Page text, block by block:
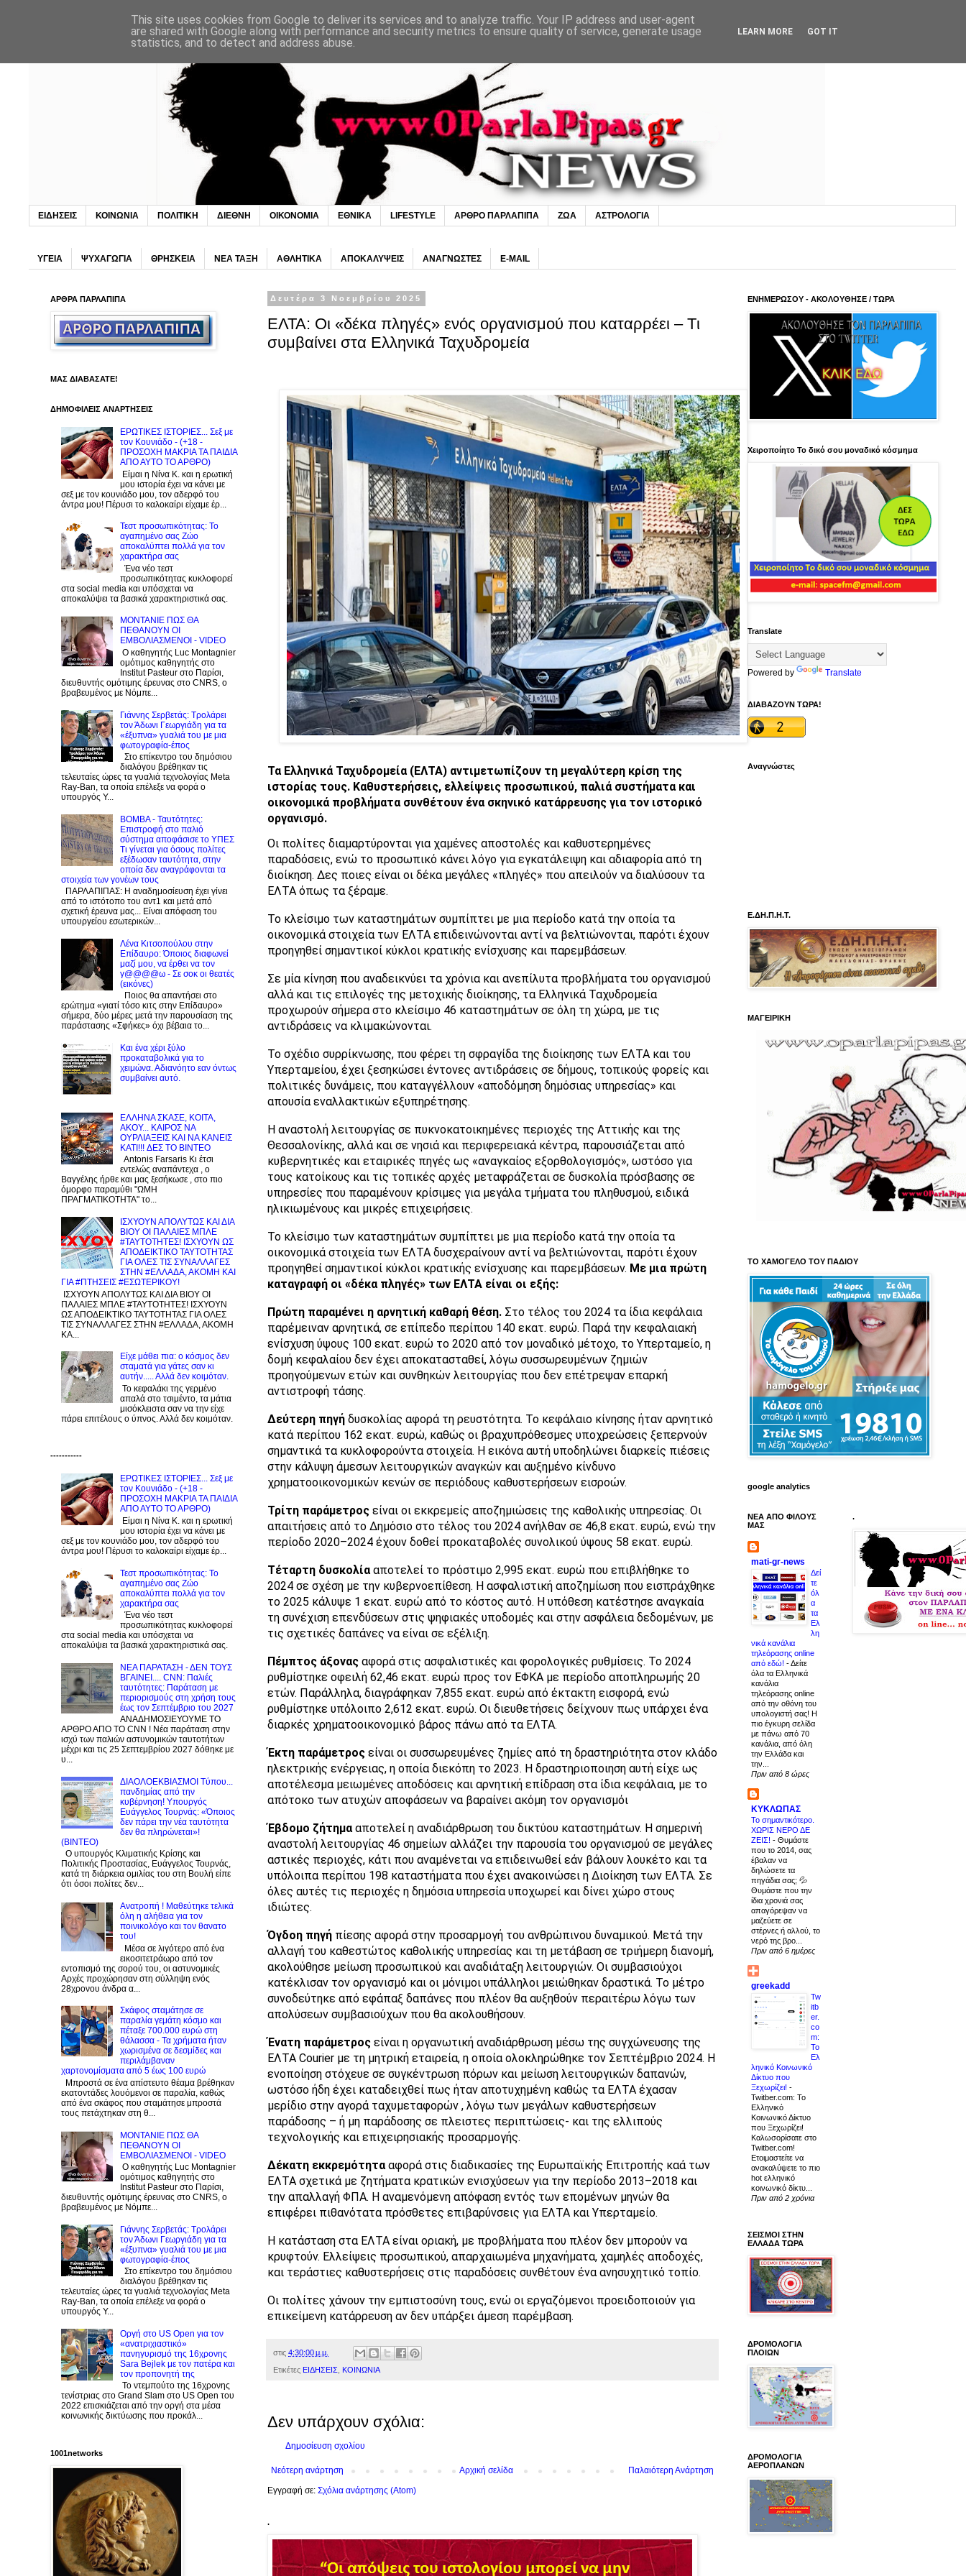
ΕΙΔΗΣΕΙΣ ΚΟΙΝΩΝΙΑ ΠΟΛΙΤΙΚΗ ΔΙΕΘΝΗ ΟΙΚΟΝΟΜΙΑ ΕΘΝΙΚΑ LIFESTYLE ΑΡΘΡΟ ΠΑΡΛΑΠΙΠΑ ΖΩΑ ΑΣΤΡΟΛΟΓΙΑ
ΥΓΕΙΑ ΨΥΧΑΓΩΓΙΑ ΘΡΗΣΚΕΙΑ ΝΕΑ ΤΑΞΗ ΑΘΛΗΤΙΚΑ ΑΠΟΚΑΛΥΨΕΙΣ ΑΝΑΓΝΩΣΤΕΣ E-MAIL
Δευτέρα 3 Νοεμβρίου 2025
ΕΛΤΑ: Οι «δέκα πληγές» ενός οργανισμού που καταρρέει – Tι
συμβαίνει στα Ελληνικά Ταχυδρομεία
Τα Ελληνικά Ταχυδρομεία (ΕΛΤΑ) αντιμετωπίζουν τη μεγαλύτερη κρίση της
ιστορίας τους. Καθυστερήσεις, ελλείψεις προσωπικού, παλιά συστήματα και
οικονομικά προβλήματα συνθέτουν ένα σκηνικό κατάρρευσης για τον ιστορικό
οργανισμό.
Οι πολίτες διαμαρτύρονται για χαμένες αποστολές και καθυστερημένες
παραδόσεις, ενώ το προσωπικό κάνει λόγο για εγκατάλειψη και αδιαφορία από τη
διοίκηση. Δες ποιες είναι οι δέκα μεγάλες «πληγές» που απειλούν να διαλύσουν τα
ΕΛΤΑ όπως τα ξέραμε.
Το κλείσιμο των καταστημάτων συμπίπτει με μια περίοδο κατά την οποία τα
οικονομικά στοιχεία των ΕΛΤΑ επιδεινώνονται αντί να βελτιώνονται, παρότι έχουν
προηγηθεί σημαντικοί κύκλοι κρατικής ενίσχυσης και παρεμβάσεων.
Σε μία κίνηση που αναδεικνύει τα χρόνια και ανεπίλυτα προβλήματα του οργανισμού
αλλά και τις επιλογές της μετοχικής διοίκησης, τα Ελληνικά Ταχυδρομεία
προχωρούν σήμερα στο κλείσιμο 46 καταστημάτων σε όλη τη χώρα, με τις
αντιδράσεις να κλιμακώνονται.
Το σχέδιο συρρίκνωσης, που φέρει τη σφραγίδα της διοίκησης των ΕΛΤΑ και του
Υπερταμείου, έχει ξεσηκώσει έντονες αντιδράσεις σε δήμους, τοπικούς φορείς και
πολιτικές δυνάμεις, που καταγγέλλουν «αποδόμηση δημόσιας υπηρεσίας» και
απουσία εναλλακτικών εξυπηρέτησης.
Η αναστολή λειτουργίας σε πυκνοκατοικημένες περιοχές της Αττικής και της
Θεσσαλονίκης, αλλά και σε νησιά και περιφερειακά κέντρα, παρουσιάζεται από
κυβερνητικές και εταιρικές πηγές ως «αναγκαίος εξορθολογισμός», ωστόσο για
τους κατοίκους και τις τοπικές αρχές μεταφράζεται σε δυσκολία πρόσβασης σε
υπηρεσίες που παραμένουν κρίσιμες για μεγάλα τμήματα του πληθυσμού, ειδικά
ηλικιωμένους και μικρές επιχειρήσεις.
Το κλείσιμο των καταστημάτων συμπίπτει με μια περίοδο κατά την οποία τα
οικονομικά στοιχεία των ΕΛΤΑ δυσχεραίνουν αντί να βελτιώνονται, παρότι έχουν
προηγηθεί σημαντικοί κύκλοι κρατικής ενίσχυσης και παρεμβάσεων. Με μια πρώτη
καταγραφή οι «δέκα πληγές» των ΕΛΤΑ είναι οι εξής:
Πρώτη παραμένει η αρνητική καθαρή θέση. Στο τέλος του 2024 τα ίδια κεφάλαια
παρέμειναν αρνητικά, σε επίπεδο περίπου 140 εκατ. ευρώ. Παρά την κεφαλαιακή
ενίσχυση ύψους 100 εκατ. ευρώ το 2020 από τον μοναδικό μέτοχο, το Υπερταμείο, η
δομή κεφαλαίου δεν έχει αποκατασταθεί, λόγω συσσωρευμένων ζημιών
προηγούμενων ετών και συνθηκών λειτουργίας που δεν επέτρεψαν επαρκή
αντιστροφή τάσης.
Δεύτερη πηγή δυσκολίας αφορά τη ρευστότητα. Το κεφάλαιο κίνησης ήταν αρνητικό
κατά περίπου 162 εκατ. ευρώ, καθώς οι βραχυπρόθεσμες υποχρεώσεις ξεπερνούν
σημαντικά τα κυκλοφορούντα στοιχεία. Η εικόνα αυτή υποδηλώνει διαρκείς πιέσεις
στην κάλυψη άμεσων λειτουργικών αναγκών και αυξημένο κίνδυνο
χρηματοοικονομικών κενών σε περιόδους καθυστερήσεων εισροών.
Τρίτη παράμετρος είναι οι εκκρεμείς αποζημιώσεις της καθολικής υπηρεσίας. Οι
απαιτήσεις από το Δημόσιο στο τέλος του 2024 ανήλθαν σε 46,8 εκατ. ευρώ, ενώ την
περίοδο 2020–2024 έχουν δοθεί προκαταβολές συνολικού ύψους 58 εκατ. ευρώ.
Τέταρτη δυσκολίααποτελεί το πρόστιμο 2,995 εκατ. ευρώ που επιβλήθηκε το
2024 σε σχέση με την κυβερνοεπίθεση. Η ασφαλιστική αποζημίωση που εισπράχθηκε
το 2025 κάλυψε 1 εκατ. ευρώ από το κόστος αυτό. Η υπόθεση κατέστησε αναγκαία
τη συνέχιση επενδύσεων στις ψηφιακές υποδομές και στην ασφάλεια δεδομένων, με
τις σχετικές δαπάνες να είναι σε εξέλιξη.
Πέμπτος άξονας αφορά στις ασφαλιστικές και φορολογικές ρυθμίσεις. Το 2024
ρυθμίστηκε οφειλή 62,46 εκατ. ευρώ προς τον ΕΦΚΑ με περίοδο αποπληρωμής 20
ετών. Παράλληλα, διαγράφηκαν 7,855 εκατ. ευρώ από έκτακτη εισφορά, ενώ
ρυθμίστηκε υπόλοιπο 2,612 εκατ. ευρώ. Οι διευθετήσεις δείχνουν πως υπάρχει ένα
διαρκές χρηματοοικονομικό βάρος πάνω από τα ΕΛΤΑ.
Έκτη παράμετρος είναι οι συσσωρευμένες ζημίες από τη δραστηριότητα στον κλάδο
ηλεκτρικής ενέργειας, η οποία διεκόπη το 2023. Η δραστηριοποιηση αυτή είχε ως
αποτέλεσμα μειωμένες αποδόσεις και αρνητική επίδραση στα ίδια κεφάλαια, με το
απότοκο των ατυχών αποφάσεων να βαραίνει ακόμη τον οργανισμόι
Έβδομο ζήτημααποτελεί η αναδιάρθρωση του δικτύου καταστημάτων. Η σημερινή
αναστολή λειτουργίας 46 σημείων αλλάζει την παρουσία του οργανισμού σε μεγάλες
αστικές περιοχές, κάτι που αναμένεται να επιδεινωθεί εάν βάλουν λουκέτο και τα
υπόλοιπα περίπου 198 καταστήματα που έχει ανακοινώσει η Διοίκηση των ΕΛΤΑ. Σε
όλες αυτές τις περιοχές η δημόσια υπηρεσία υποχωρεί και δίνει χώρο στους
ιδιώτες.
Όγδοη πηγή πίεσης αφορά στην προσαρμογή του ανθρώπινου δυναμικού. Μετά την
αλλαγή του καθεστώτος καθολικής υπηρεσίας και τη μετάβαση σε τριήμερη διανομή,
ακολούθησε μείωση προσωπικού και αναδιάταξη λειτουργιών. Οι συμβασιούχοι
κατέκλισαν τον οργανισμό και οι μόνιμοι υπάλληλοι μειώθηκαν δραστικά. Το μέτρο
συνοδεύτηκε από εφάπαξ δαπάνες που πλέον θα αυξηθούν περαιτέρω λόγω των
απολύσεων συμβασιούχων που θα ακολουθήσουν.
Ένατη παράμετρος είναι η οργανωτική αναδιάρθρωση μέσω της συγχώνευσης της
ΕΛΤΑ Courier με τη μητρική εταιρεία, η οποία ολοκληρώθηκε τον Σεπτέμβριο 2024. Η
ενοποίηση στόχευε σε συγκέντρωση πόρων και μείωση λειτουργικών δαπανών,
ωστόσο ήδη έχει καταδειχθεί πως ήταν αποτυχημένη καθώς τα ΕΛΤΑ έχασαν
μερίδιο στην αγορά ταχυμεταφορών , λόγω των μεγάλων καθυστερήσεων
παράδοσης – ή μη παράδοσης σε πλειστες περιπτώσεις- και της ελλιπούς
τεχνολογικής και επιχειρησιακής προσαρμογής.
Δέκατη εκκρεμότητααφορά στις διαδικασίες της Ευρωπαϊκής Επιτροπής καά των
ΕΛΤΑ σχετικά με ζητήματα κρατικών ενισχύσεων για την περίοδο 2013–2018 και
την απαλλαγή ΦΠΑ. Η αναμενόμενη απόφαση εντός των επομένων μηνών θα
επιφέρει πιθανότατα πρόσθετες επιβαρύνσεις για ΕΛΤΑ και Υπερταμείο.
Η κατάσταση στα ΕΛΤΑ είναι οριακή, με προβλήματα που πλέον δεν μπορούν να
κρυφτούν. Ελλείψεις προσωπικού, απαρχαιωμένα μηχανήματα, χαμηλές αποδοχές,
και τεράστιες καθυστερήσεις στις παραδόσεις συνθέτουν ένα ανησυχητικό τοπίο.
Οι πολίτες χάνουν την εμπιστοσύνη τους, ενώ οι εργαζόμενοι προειδοποιούν για
επικείμενη κατάρρευση αν δεν υπάρξει άμεση παρέμβαση.
στις 4:30:00 μ.μ.
Ετικέτες ΕΙΔΗΣΕΙΣ ΚΟΙΝΩΝΙΑ
Δεν υπάρχουν σχόλια:
Δημοσίευση σχολίου
Νεότερη ανάρτηση Παλαιότερη Ανάρτηση
Αρχική σελίδα
Εγγραφή σε: Σχόλια ανάρτησης (Atom)
.
ΑΡΘΡΑ ΠΑΡΛΑΠΙΠΑ
ΜΑΣ ΔΙΑΒΑΣΑΤΕ!
ΔΗΜΟΦΙΛΕΙΣ ΑΝΑΡΤΗΣΕΙΣ
ΕΡΩΤΙΚΕΣ ΙΣΤΟΡΙΕΣ... Σεξ με
τον Kουνιάδο - (+18 -
ΠΡΟΣΟΧΗ ΜΑΚΡΙΑ ΤΑ ΠΑΙΔΙΑ
ΑΠΟ ΑΥΤΟ ΤΟ ΑΡΘΡΟ)
Είμαι η Νίνα Κ. και η ερωτική
μου ιστορία έχει να κάνει με
σεξ με τον κουνιάδο μου, τον αδερφό του
άντρα μου! Πέρυσι το καλοκαίρι είχαμε έρ...
Τεστ προσωπικότητας: Το
αγαπημένο σας Zώο
αποκαλύπτει πολλά για τον
χαρακτήρα σας
Ένα νέο τεστ
προσωπικότητας κυκλοφορεί
στα social media και υπόσχεται να
αποκαλύψει τα βασικά χαρακτηριστικά σας.
ΜΟΝΤΑΝΙΕ ΠΩΣ ΘΑ
ΠΕΘΑΝΟΥΝ ΟΙ
ΕΜΒΟΛΙΑΣΜΕΝΟΙ - VIDEO
Ο καθηγητής Luc Montagnier
ομότιμος καθηγητής στο
Institut Pasteur στο Παρίσι,
διευθυντής ομότιμης έρευνας στο CNRS, o
βραβευμένος με Νόμπε...
Γιάννης Σερβετάς: Τρολάρει
τον Άδωνι Γεωργιάδη για τα
«έξυπνα» γυαλιά του με μια
φωτογραφία-έπος
Στο επίκεντρο του δημόσιου
διαλόγου βρέθηκαν τις
τελευταίες ώρες τα γυαλιά τεχνολογίας Meta
Ray-Ban, τα οποία επέλεξε να φορά ο
υπουργός Υ...
BOMBA - Ταυτότητες:
Eπιστροφή στο παλιό
σύστημα αποφάσισε το ΥΠΕΣ
Τι γίνεται για όσους πολίτες
εξέδωσαν ταυτότητα, στην
οποία δεν αναγράφονται τα
στοιχεία των γονέων τους
ΠΑΡΛΑΠΙΠΑΣ: Η αναδημοσίευση έχει γίνει
από το ιστότοπο του αντ1 και μετά από
σχετική έρευνα μας... Είναι απόφαση του
υπουργείου εσωτερικών...
Λένα Κιτσοπούλου στην
Επίδαυρο: Όποιος διαφωνεί
μαζί μου, να έρθει να τον
γ@@@@ω - Σε σοκ οι θεατές
(εικόνες)
Ποιος θα απαντήσει στο
ερώτημα «γιατί τόσο κιτς στην Επίδαυρο»
σήμερα, δύο μέρες μετά την παρουσίαση της
παράστασης «Σφήκες» όχι βέβαια το...
Και ένα χέρι ξύλο
προκαταβολικά για το
χειμώνα. Αδιανόητο εαν όντως
συμβαίνει αυτό.
EΛΛΗΝΑ ΣΚΑΣΕ, ΚΟΙΤΑ,
ΑΚΟΥ... ΚΑΙΡΟΣ ΝΑ
ΟΥΡΛIAΞΕΙΣ ΚΑΙ ΝΑ ΚΑΝΕΙΣ
KATI!!! ΔΕΣ TO BINTEO
Antonis Farsaris Κι έτσι
εντελώς αναπάντεχα , ο
Βαγγέλης ήρθε και μας ξεσήκωσε , στο πιο
όμορφο παραμύθι "ΩΜΗ
ΠΡΑΓΜΑΤΙΚΟΤΗΤΑ" το...
ΙΣΧΥΟΥΝ ΑΠΟΛΥΤΩΣ ΚΑΙ ΔΙΑ
ΒΙΟΥ ΟΙ ΠΑΛΑΙΕΣ ΜΠΛΕ
#ΤΑΥΤΟΤΗΤΕΣ! ΙΣΧΥΟΥΝ ΩΣ
ΑΠΟΔΕΙΚΤΙΚΟ ΤΑΥΤΟΤΗΤΑΣ
ΓΙΑ ΟΛΕΣ ΤΙΣ ΣΥΝΑΛΛΑΓΕΣ
ΣΤΗΝ #ΕΛΛΑΔΑ, ΑΚΟΜΗ ΚΑΙ
ΓΙΑ #ΠΤΗΣΕΙΣ #ΕΣΩΤΕΡΙΚΟΥ!
ΙΣΧΥΟΥΝ ΑΠΟΛΥΤΩΣ ΚΑΙ ΔΙΑ ΒΙΟΥ ΟΙ
ΠΑΛΑΙΕΣ ΜΠΛΕ #ΤΑΥΤΟΤΗΤΕΣ! ΙΣΧΥΟΥΝ
ΩΣ ΑΠΟΔΕΙΚΤΙΚΟ ΤΑΥΤΟΤΗΤΑΣ ΓΙΑ ΟΛΕΣ
ΤΙΣ ΣΥΝΑΛΛΑΓΕΣ ΣΤΗΝ #ΕΛΛΑΔΑ, ΑΚΟΜΗ
ΚΑ...
Είχε μάθει πια: ο κόσμος δεν
σταματά για γάτες σαν κι
αυτήν..... Αλλά δεν κοιμόταν.
Το κεφαλάκι της γερμένο
απαλά στο τσιμέντο, τα μάτια
μισόκλειστα σαν να την είχε
πάρει επιτέλους ο ύπνος. Αλλά δεν κοιμόταν.
-----------
ΕΡΩΤΙΚΕΣ ΙΣΤΟΡΙΕΣ... Σεξ με
τον Kουνιάδο - (+18 -
ΠΡΟΣΟΧΗ ΜΑΚΡΙΑ ΤΑ ΠΑΙΔΙΑ
ΑΠΟ ΑΥΤΟ ΤΟ ΑΡΘΡΟ)
Είμαι η Νίνα Κ. και η ερωτική
μου ιστορία έχει να κάνει με
σεξ με τον κουνιάδο μου, τον αδερφό του
άντρα μου! Πέρυσι το καλοκαίρι είχαμε έρ...
Τεστ προσωπικότητας: Το
αγαπημένο σας Zώο
αποκαλύπτει πολλά για τον
χαρακτήρα σας
Ένα νέο τεστ
προσωπικότητας κυκλοφορεί
στα social media και υπόσχεται να
αποκαλύψει τα βασικά χαρακτηριστικά σας.
NEA ΠΑΡΑΤΑΣΗ - ΔΕΝ ΤΟΥΣ
ΒΓΑΙΝΕΙ.... CNN: Παλιές
ταυτότητες: Παράταση με
περιορισμούς στη χρήση τους
έως τον Σεπτέμβριο του 2027
ΑΝΑΔΗΜΟΣΙΕΥΟΥΜΕ ΤΟ
ΑΡΘΡΟ ΑΠΟ ΤΟ CNN ! Νέα παράταση στην
ισχύ των παλιών αστυνομικών ταυτοτήτων
μέχρι και τις 25 Σεπτεμβρίου 2027 δόθηκε με
υ...
ΔΙΑΟΛΟΕΚΒΙΑΣΜΟΙ Tύπου...
πανδημίας από την
κυβέρνηση! Υπουργός
Ευάγγελος Τουρνάς: «Όποιος
δεν πάρει την νέα ταυτότητα
δεν θα πληρώνεται»!
(BINTEO)
Ο υπουργός Κλιματικής Κρίσης και
Πολιτικής Προστασίας, Ευάγγελος Τουρνάς,
κατά τη διάρκεια ομιλίας του στη Βουλή είπε
ότι όσοι πολίτες δεν...
Ανατροπή ! Mαθεύτηκε τελικά
όλη η αλήθεια για τον
ποινικολόγο και τον θανατο
του!
Μέσα σε λιγότερο από ένα
εικοσιτετράωρο από τον
εντοπισμό της σορού του, οι αστυνομικές
Αρχές προχώρησαν στη σύλληψη ενός
28χρονου άνδρα α...
Σκάφος σταμάτησε σε
παραλία γεμάτη κόσμο και
πέταξε 700.000 ευρώ στη
θάλασσα - Τα χρήματα ήταν
χωρισμένα σε δεσμίδες και
περιλάμβαναν
χαρτονομίσματα από 5 έως 100 ευρώ
Μπροστά σε ένα απίστευτο θέαμα βρέθηκαν
εκατοντάδες λουόμενοι σε παραλία, καθώς
από ένα σκάφος που σταμάτησε μπροστά
τους πετάχτηκαν στη θ...
ΜΟΝΤΑΝΙΕ ΠΩΣ ΘΑ
ΠΕΘΑΝΟΥΝ ΟΙ
ΕΜΒΟΛΙΑΣΜΕΝΟΙ - VIDEO
Ο καθηγητής Luc Montagnier
ομότιμος καθηγητής στο
Institut Pasteur στο Παρίσι,
διευθυντής ομότιμης έρευνας στο CNRS, o
βραβευμένος με Νόμπε...
Γιάννης Σερβετάς: Τρολάρει
τον Άδωνι Γεωργιάδη για τα
«έξυπνα» γυαλιά του με μια
φωτογραφία-έπος
Στο επίκεντρο του δημόσιου
διαλόγου βρέθηκαν τις
τελευταίες ώρες τα γυαλιά τεχνολογίας Meta
Ray-Ban, τα οποία επέλεξε να φορά ο
υπουργός Υ...
Οργή στο US Open για τον
«ανατριχιαστικό»
πανηγυρισμό της 16χρονης
Sara Bejlek με τον πατέρα και
τον προπονητή της
Το ντεμπούτο της 16χρονης
τενίστριας στο Grand Slam στο US Open του
2022 επισκιάζεται από την οργή στα μέσα
κοινωνικής δικτύωσης που προκάλ...
1001networks
ΕΝΗΜΕΡΩΣΟΥ - ΑΚΟΛΟΥΘΗΣΕ / ΤΩΡΑ
Χειροποίητο Το δικό σου μοναδικό κόσμημα
Translate
Powered by Translate
ΔΙΑΒΑΖΟΥΝ ΤΩΡΑ!
Αναγνώστες
Ε.ΔΗ.Π.Η.Τ.
ΜΑΓΕΙΡΙΚΗ
ΤΟ ΧΑΜΟΓΕΛΟ ΤΟΥ ΠΑΔΙΟΥ
google analytics
ΝΕΑ ΑΠΟ ΦΙΛΟΥΣ
ΜΑΣ
mati-gr-news
Δεί
τε
όλ
α
τα
Ελ
λη
νικά κανάλια
τηλεόρασης online
από εδώ! -Δείτε
όλα τα Ελληνικά
κανάλια
τηλεόρασης online
από την οθόνη του
υπολογιστή σας! Η
πιο έγκυρη σελίδα
με πάνω από 70
κανάλια, από όλη
την Ελλάδα και
την...
Πριν από 8 ώρες
ΚΥΚΛΩΠΑΣ
Το σημαντικότερο.
ΧΩΡΙΣ ΝΕΡΟ ΔΕ
ΖΕΙΣ! - Θυμάστε
που το 2014, σας
έβαλαν να
δηλώσετε τα
πηγάδια σας; 💦
Θυμάστε που την
ίδια χρονιά σας
απαγόρεψαν να
μαζεύετε σε
στέρνες ή αλλού, το
νερό της βρο...
Πριν από 6 ημέρες
greekadd
Tw
itb
er.
co
m:
Το
Ελ
ληνικό Κοινωνικό
Δίκτυο που
Ξεχωρίζει! -
Twitber.com: Το
Ελληνικό
Κοινωνικό Δίκτυο
που Ξεχωρίζει!
Καλωσορίσατε στο
Twitber.com!
Ετοιμαστείτε να
ανακαλύψετε το πιο
hot ελληνικό
κοινωνικό δίκτυ...
Πριν από 2 χρόνια
ΣΕΙΣΜΟΙ ΣΤΗΝ
ΕΛΛΑΔΑ ΤΩΡΑ
ΔΡΟΜΟΛΟΓΙΑ
ΠΛΟΙΩΝ
ΔΡΟΜΟΛΟΓΙΑ
ΑΕΡΟΠΛΑΝΩΝ
.
This site uses cookies from Google to deliver its services and to analyze traffic. Your IP address and user-agent
are shared with Google along with performance and security metrics to ensure quality of service, generate usage
statistics, and to detect and address abuse.
LEARN MORE GOT IT